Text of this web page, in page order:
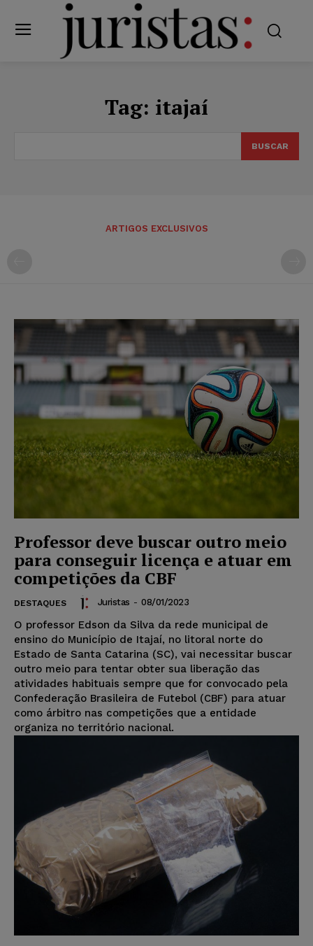
Tag: itajaí
BUSCAR
ARTIGOS EXCLUSIVOS
Professor deve buscar outro meio
para conseguir licença e atuar em
competições da CBF
DESTAQUES Juristas - 08/01/2023
O professor Edson da Silva da rede municipal de
ensino do Município de Itajaí, no litoral norte do
Estado de Santa Catarina (SC), vai necessitar buscar
outro meio para tentar obter sua liberação das
atividades habituais sempre que for convocado pela
Confederação Brasileira de Futebol (CBF) para atuar
como árbitro nas competições que a entidade
organiza no território nacional.